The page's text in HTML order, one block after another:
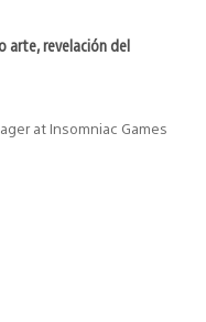
arte, revelación del
at Insomniac Games